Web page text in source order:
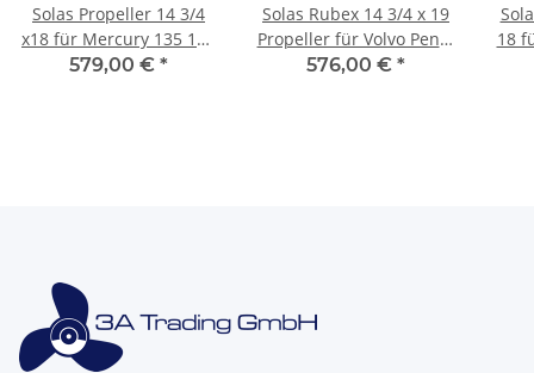
Solas Propeller 14 3/4
x18 für Mercury 135 150
175 200 225 250 300 PS
579,00 € *
Solas Rubex 14 3/4 x 19
Propeller für Volvo Penta
SX 3 Blatt 19 Zähne
576,00 € *
18